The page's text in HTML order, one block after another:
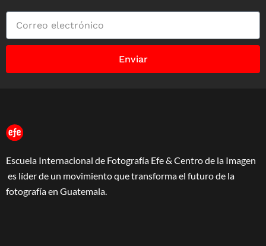
Enviar
Escuela Internacional de Fotografía Efe & Centro de la Imagen
es líder de un movimiento que transforma el futuro de la
fotografía en Guatemala.